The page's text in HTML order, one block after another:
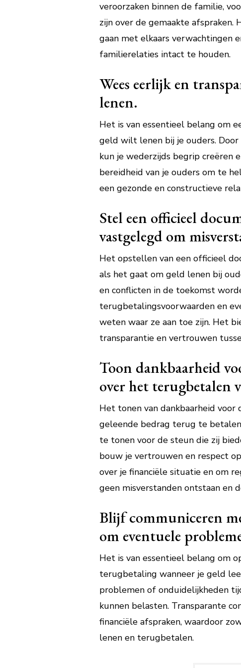
veroorzaken binnen de familie,
zijn over de gemaakte afspraken.
gaan met elkaars verwachtingen
familierelaties intact te houden.
Wees eerlijk en
lenen.
Het is van essentieel belang om
geld wilt lenen bij je ouders.
kun je wederzijds begrip creëren
bereidheid van je ouders om te
een gezonde en constructieve
Stel een officieel
vastgelegd om
Het opstellen van een officieel
als het gaat om geld lenen bij
en conflicten in de toekomst
terugbetalingsvoorwaarden en
weten waar ze aan toe zijn. Het
transparantie en vertrouwen
Toon dankbaarheid
over het terugbetalen
Het tonen van dankbaarheid
geleende bedrag terug te
te tonen voor de steun die zij
bouw je vertrouwen en respect
over je financiële situatie en om
geen misverstanden ontstaan en
Blijf communiceren
om eventuele
Het is van essentieel belang om
terugbetaling wanneer je geld
problemen of onduidelijkheden
kunnen belasten. Transparante
financiële afspraken, waardoor
lenen en terugbetalen.